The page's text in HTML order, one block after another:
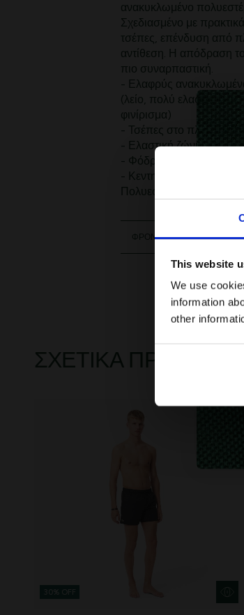
This website
We use
information
other
ανακυκλωμένο
Σχεδιασμένο με
τσέπες, επένδυση από
αντίθεση. Η απόδραση
πιο συναρπαστική.
- Ελαφρύς
(λείο, πολύ ελαφρύ
φινίρισμα)
- Τσέπες στο πλάι
- Ελαστική ζώνη μέσης
- Φόδρα από πλέγμα
- Κεντημένος πράσινος
Πολυεστέρας (100%)
ΦΡΟΝΤΙΔΑ
ΣΧΕΤΙΚΆ ΠΡΟΪΌΝΤΑ
30% OFF